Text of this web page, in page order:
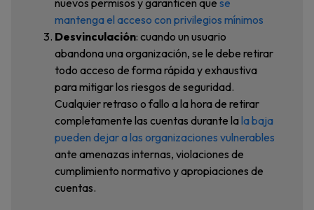
nuevos permisos y garanticen que se
mantengael acceso con privilegios mínimos
Desvinculación: cuando un usuario
abandona una organización, se le debe retirar
todo acceso de forma rápida y exhaustiva
para mitigar los riesgos de seguridad.
Cualquier retraso o fallo a la hora de retirar
completamente las cuentas durante lala baja
pueden dejar a las organizaciones vulnerables
ante amenazas internas, violaciones de
cumplimiento normativo y apropiaciones de
cuentas.